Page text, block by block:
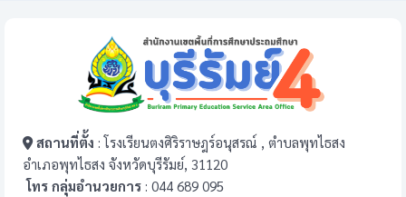
สถานที่ตั้ง : โรงเรียนตงศิริราษฎร์อนุสรณ์ , ตำบลพุทไธสง
อำเภอพุทไธสง จังหวัดบุรีรัมย์, 31120
โทร กลุ่มอำนวยการ : 044 689 095